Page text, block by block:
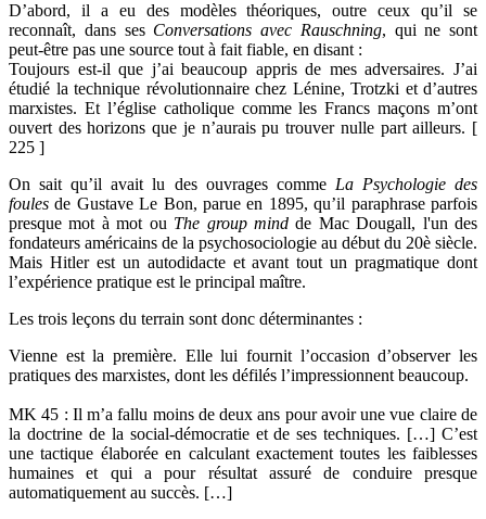
D’abord, il a eu des modèles théoriques, outre ceux qu’il se
reconnaît, dans ses Conversations avec Rauschning, qui ne sont
peut-être pas une source tout à fait fiable, en disant :
Toujours est-il que j’ai beaucoup appris de mes adversaires. J’ai
étudié la technique révolutionnaire chez Lénine, Trotzki et d’autres
marxistes. Et l’église catholique comme les Francs maçons m’ont
ouvert des horizons que je n’aurais pu trouver nulle part ailleurs. [
225 ]
On sait qu’il avait lu des ouvrages comme La Psychologie des
foules de Gustave Le Bon, parue en 1895, qu’il paraphrase parfois
presque mot à mot ou The group mindde Mac Dougall, l'un des
fondateurs américains de la psychosociologie au début du 20è siècle.
Mais Hitler est un autodidacte et avant tout un pragmatique dont
l’expérience pratique est le principal maître.
Les trois leçons du terrain sont donc déterminantes :
Vienne est la première. Elle lui fournit l’occasion d’observer les
pratiques des marxistes, dont les défilés l’impressionnent beaucoup.
MK 45 : Il m’a fallu moins de deux ans pour avoir une vue claire de
la doctrine de la social-démocratie et de ses techniques. […] C’est
une tactique élaborée en calculant exactement toutes les faiblesses
humaines et qui a pour résultat assuré de conduire presque
automatiquement au succès. […]